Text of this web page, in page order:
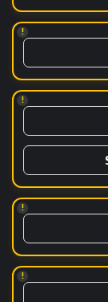
!
!
!
!